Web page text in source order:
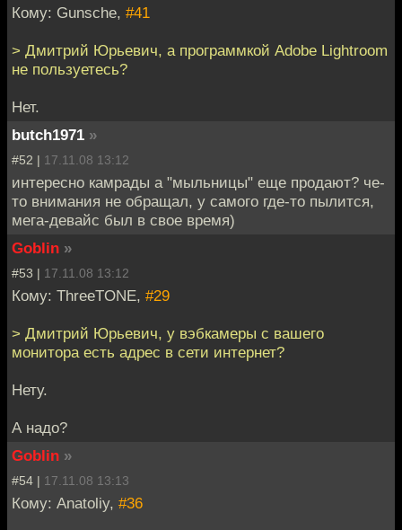
Кому: Gunsche, #41
> Дмитрий Юрьевич, а программкой Adobe Lightroom
не пользуетесь?
Нет.
butch1971 »
#52 | 17.11.08 13:12
интересно камрады а "мыльницы" еще продают? че-
то внимания не обращал, у самого где-то пылится,
мега-девайс был в свое время)
Goblin »
#53 | 17.11.08 13:12
Кому: ThreeTONE, #29
> Дмитрий Юрьевич, у вэбкамеры с вашего
монитора есть адрес в сети интернет?
Нету.
А надо?
Goblin »
#54 | 17.11.08 13:13
Кому: Anatoliy, #36